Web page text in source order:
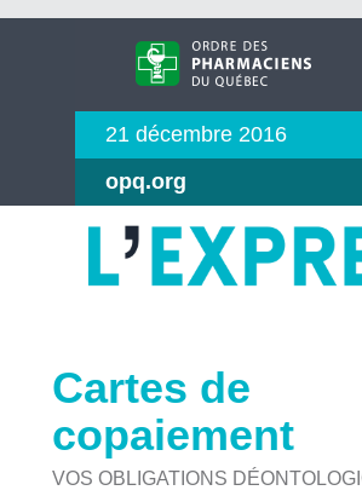
21 décembre 2016
opq.org
Cartes de
copaiement
VOS OBLIGATIONS